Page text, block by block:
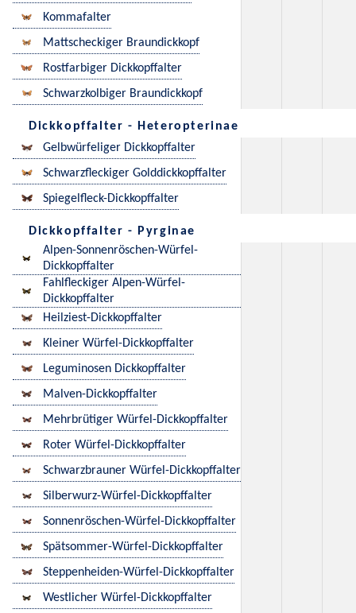
Kommafalter
Mattscheckiger Braundickkopf
Rostfarbiger Dickkopffalter
Schwarzkolbiger Braundickkopf
Dickkopffalter - Heteropterinae
Gelbwürfeliger Dickkopffalter
Schwarzfleckiger Golddickkopffalter
Spiegelfleck-Dickkopffalter
Dickkopffalter - Pyrginae
Alpen-Sonnenröschen-Würfel-
Dickkopffalter
Fahlfleckiger Alpen-Würfel-
Dickkopffalter
Heilziest-Dickkopffalter
Kleiner Würfel-Dickkopffalter
Leguminosen Dickkopffalter
Malven-Dickkopffalter
Mehrbrütiger Würfel-Dickkopffalter
Roter Würfel-Dickkopffalter
Schwarzbrauner Würfel-Dickkopffalter
Silberwurz-Würfel-Dickkopffalter
Sonnenröschen-Würfel-Dickkopffalter
Spätsommer-Würfel-Dickkopffalter
Steppenheiden-Würfel-Dickkopffalter
Westlicher Würfel-Dickkopffalter